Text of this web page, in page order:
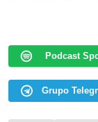
Podcast
Grupo